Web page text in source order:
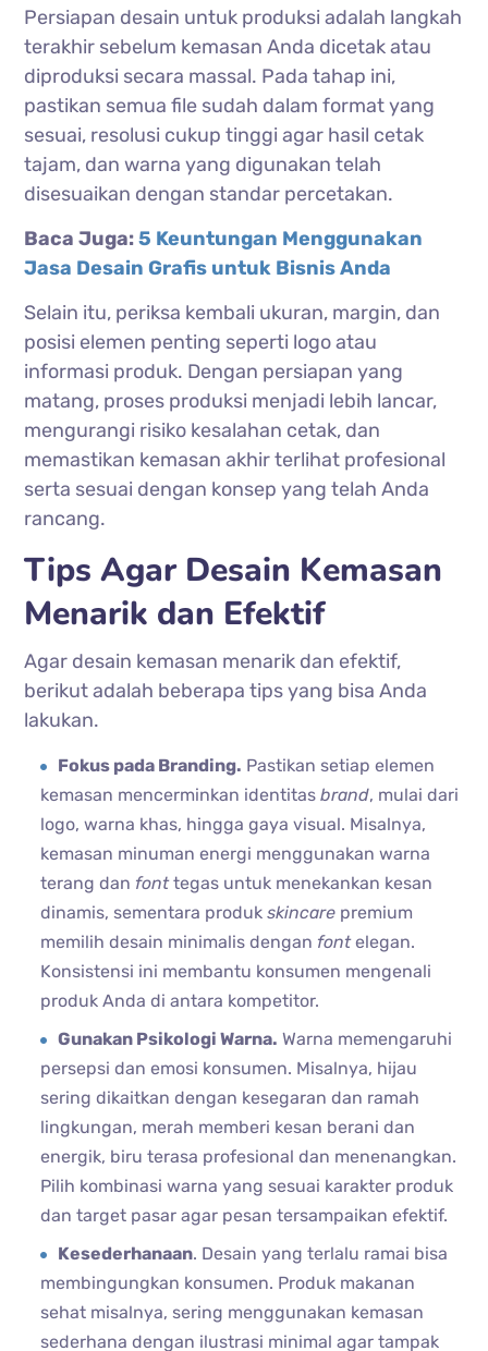
Persiapan desain untuk produksi adalah langkah
terakhir sebelum kemasan Anda dicetak atau
diproduksi secara massal. Pada tahap ini,
pastikan semua file sudah dalam format yang
sesuai, resolusi cukup tinggi agar hasil cetak
tajam, dan warna yang digunakan telah
disesuaikan dengan standar percetakan.
Baca Juga: 5 Keuntungan Menggunakan
Jasa Desain Grafis untuk Bisnis Anda
Selain itu, periksa kembali ukuran, margin, dan
posisi elemen penting seperti logo atau
informasi produk. Dengan persiapan yang
matang, proses produksi menjadi lebih lancar,
mengurangi risiko kesalahan cetak, dan
memastikan kemasan akhir terlihat profesional
serta sesuai dengan konsep yang telah Anda
rancang.
Tips Agar Desain Kemasan
Menarik dan Efektif
Agar desain kemasan menarik dan efektif,
berikut adalah beberapa tips yang bisa Anda
lakukan.
Fokus pada Branding. Pastikan setiap elemen
kemasan mencerminkan identitasbrand, mulai dari
logo, warna khas, hingga gaya visual. Misalnya,
kemasan minuman energi menggunakan warna
terang dan fonttegas untuk menekankan kesan
dinamis, sementara produkskincare premium
memilih desain minimalis dengan fontelegan.
Konsistensi ini membantu konsumen mengenali
produk Anda di antara kompetitor.
Gunakan Psikologi Warna. Warna memengaruhi
persepsi dan emosi konsumen. Misalnya, hijau
sering dikaitkan dengan kesegaran dan ramah
lingkungan, merah memberi kesan berani dan
energik, biru terasa profesional dan menenangkan.
Pilih kombinasi warna yang sesuai karakter produk
dan target pasar agar pesan tersampaikan efektif.
Kesederhanaan. Desain yang terlalu ramai bisa
membingungkan konsumen. Produk makanan
sehat misalnya, sering menggunakan kemasan
sederhana dengan ilustrasi minimal agar tampak